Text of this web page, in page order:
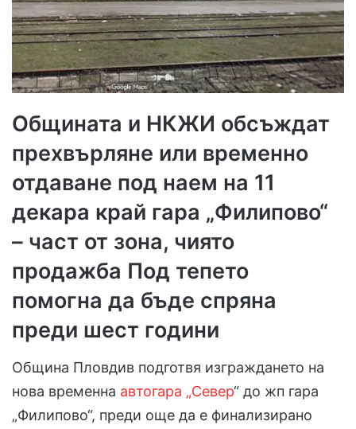
Общината и НКЖИ обсъждат
прехвърляне или временно
отдаване под наем на 11
декара край гара „Филипово“
– част от зона, чиято
продажба Под тепето
помогна да бъде спряна
преди шест години
Община Пловдив подготвя изграждането на
нова временна автогара „Север“ до жп гара
„Филипово“, преди още да е финализирано